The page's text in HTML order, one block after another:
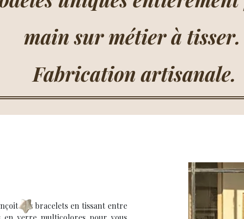
main sur métier à
Fabrication artisanale.
des bracelets en tissant entre